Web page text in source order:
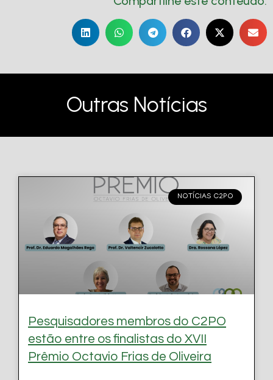
Outras Notícias
NOTÍCIAS C2PO
Pesquisadores membros do C2PO
estão entre os finalistas do XVII
Prêmio Octavio Frias de Oliveira